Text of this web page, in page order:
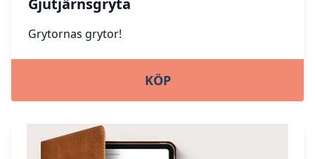
Gjutjärnsgryta
Grytornas grytor!
KÖP